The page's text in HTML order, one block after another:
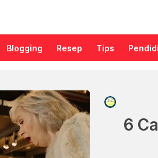
Blogging Resep Tips
6